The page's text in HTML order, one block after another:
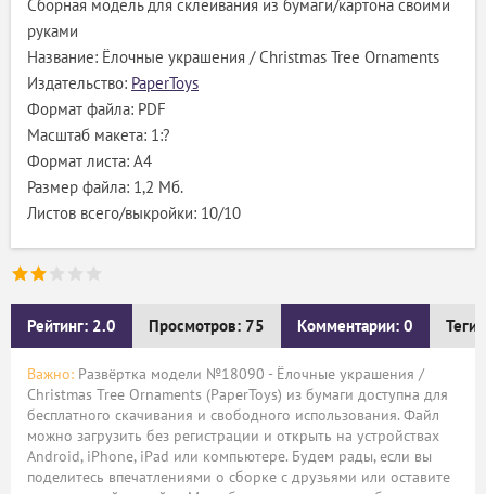
Сборная модель для склеивания из бумаги/картона своими
руками
Название: Ёлочные украшения / Christmas Tree Ornaments
Издательство: PaperToys
Формат файла: PDF
Масштаб макета: 1:?
Формат листа: А4
Размер файла: 1,2 Мб.
Листов всего/выкройки: 10/10
Рейтинг: 2.0 Просмотров: 75 Комментарии: 0 Теги:
Важно: Развёртка модели №18090 - Ёлочные украшения /
Christmas Tree Ornaments (PaperToys) из бумаги доступна для
бесплатного скачивания и свободного использования. Файл
можно загрузить без регистрации и открыть на устройствах
Android, iPhone, iPad или компьютере. Будем рады, если вы
поделитесь впечатлениями о сборке с друзьями или оставите